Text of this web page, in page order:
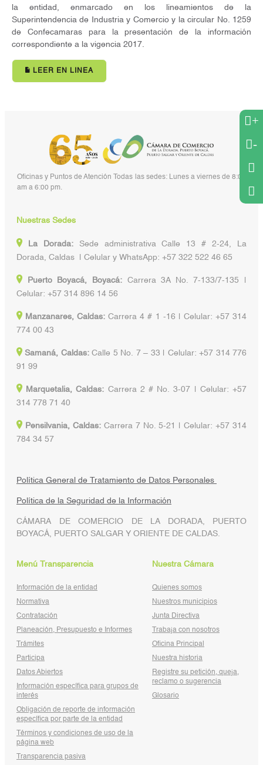
la entidad, enmarcado en los lineamientos de la
Superintendencia de Industria y Comercio y la circular No. 1259
de Confecamaras para la presentación de la información
correspondiente a la vigencia 2017.
LEER EN LINEA
+
-
Oficinas y Puntos de Atención Todas las sedes: Lunes a viernes de 8:00
am a 6:00 pm.
Nuestras Sedes
La Dorada:Sede administrativa Calle 13 # 2-24, La
Dorada, Caldas | Celular y WhatsApp: +57 322 522 46 65
Puerto Boyacá, Boyacá:Carrera 3A No. 7-133/7-135 |
Celular: +57 314 896 14 56
Manzanares, Caldas: Carrera 4 # 1 -16 | Celular: +57 314
774 00 43
Samaná, Caldas:Calle 5 No. 7 – 33 | Celular: +57 314 776
91 99
Marquetalia, Caldas: Carrera 2 # No. 3-07 | Celular: +57
314 778 71 40
Pensilvania, Caldas:Carrera 7 No. 5-21 | Celular: +57 314
784 34 57
Política General de Tratamiento de Datos Personales
Política de la Seguridad de la Información
CÁMARA DE COMERCIO DE LA DORADA, PUERTO
BOYACÁ, PUERTO SALGAR Y ORIENTE DE CALDAS.
Menú Transparencia
Información de la entidad
Normativa
Contratación
Planeación, Presupuesto e Informes
Trámites
Participa
Datos Abiertos
Información específica para grupos de
interés
Obligación de reporte de información
específica por parte de la entidad
Términos y condiciones de uso de la
página web
Transparencia pasiva
Nuestra Cámara
Quienes somos
Nuestros municipios
Junta Directiva
Trabaja con nosotros
Oficina Principal
Nuestra historia
Registre su petición, queja,
reclamo o sugerencia
Glosario